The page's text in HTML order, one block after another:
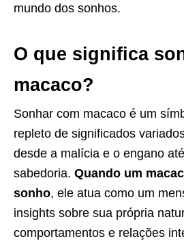
mundo dos sonhos.
O que significa
macaco?
Sonhar com macaco é um
repleto de significados
desde a malícia e o engano
sabedoria. Quando um
sonho, ele atua como um
insights sobre sua própria
comportamentos e relações